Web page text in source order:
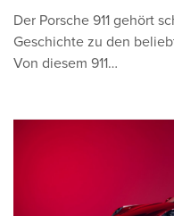
Der Porsche 911 gehört
Geschichte zu den
Von diesem 911…